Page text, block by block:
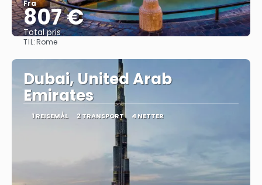
Fra
807 €
Total pris
TIL:Rome
Dubai, United Arab
Emirates
1 REISEMÅL 2 TRANSPORT 4 NETTER